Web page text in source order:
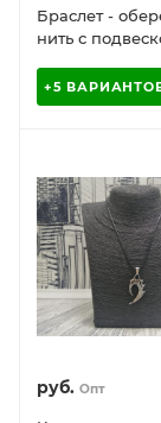
Браслет -
нить с
+5
руб. Опт